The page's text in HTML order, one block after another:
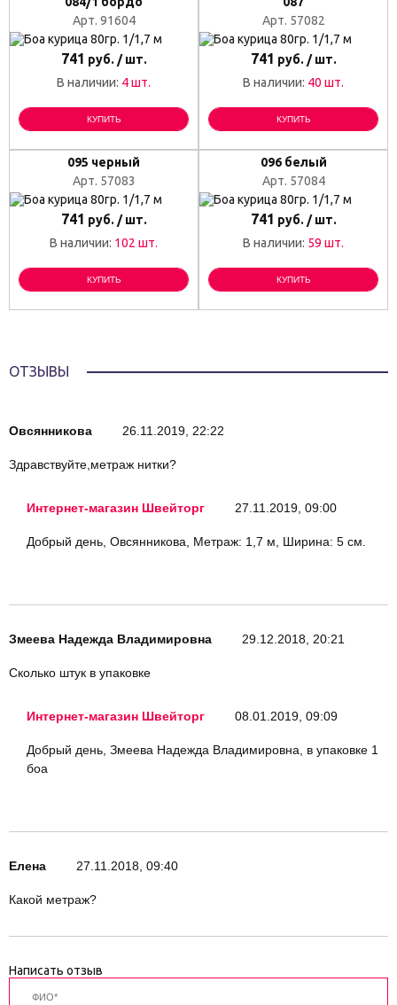
Арт. 91604
741 руб. / шт.
В наличии: 4 шт.
КУПИТЬ
Арт. 57082
741 руб. / шт.
В наличии: 40 шт.
КУПИТЬ
095 черный
Арт. 57083
741 руб. / шт.
В наличии: 102 шт.
КУПИТЬ
096 белый
Арт. 57084
741 руб. / шт.
В наличии: 59 шт.
КУПИТЬ
ОТЗЫВЫ
Овсянникова 26.11.2019, 22:22
Здравствуйте,метраж нитки?
Интернет-магазин Швейторг 27.11.2019, 09:00
Добрый день, Овсянникова, Метраж: 1,7 м, Ширина: 5 см.
Змеева Надежда Владимировна 29.12.2018, 20:21
Сколько штук в упаковке
Интернет-магазин Швейторг 08.01.2019, 09:09
Добрый день, Змеева Надежда Владимировна, в упаковке 1
боа
Елена 27.11.2018, 09:40
Какой метраж?
Написать отзыв